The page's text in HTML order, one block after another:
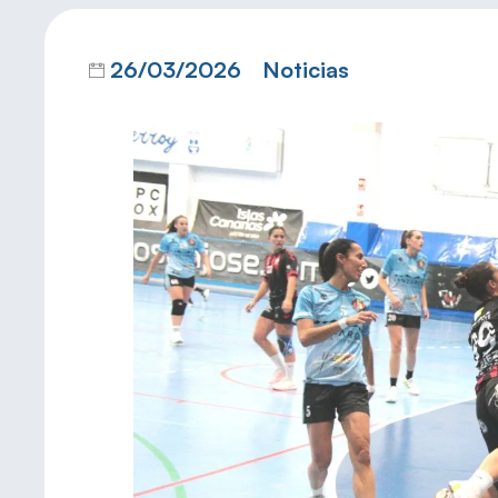
26/03/2026 Noticias